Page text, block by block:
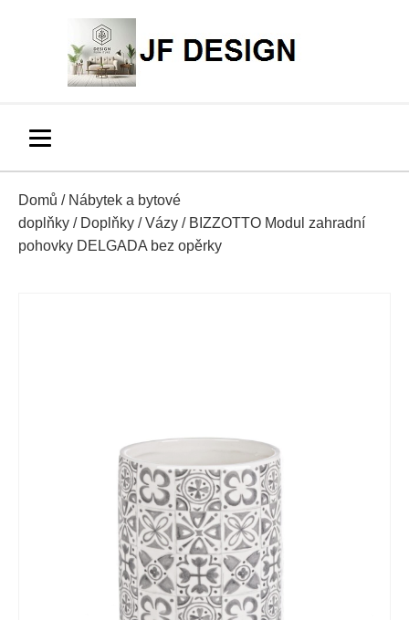
Domů / Nábytek a bytové
doplňky / Doplňky /Vázy / BIZZOTTO Modul zahradní
pohovky DELGADA bez opěrky